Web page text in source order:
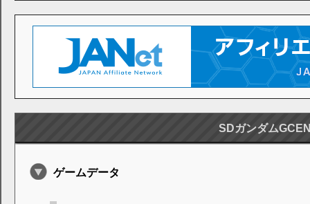
SDガンダム
ゲームデータ